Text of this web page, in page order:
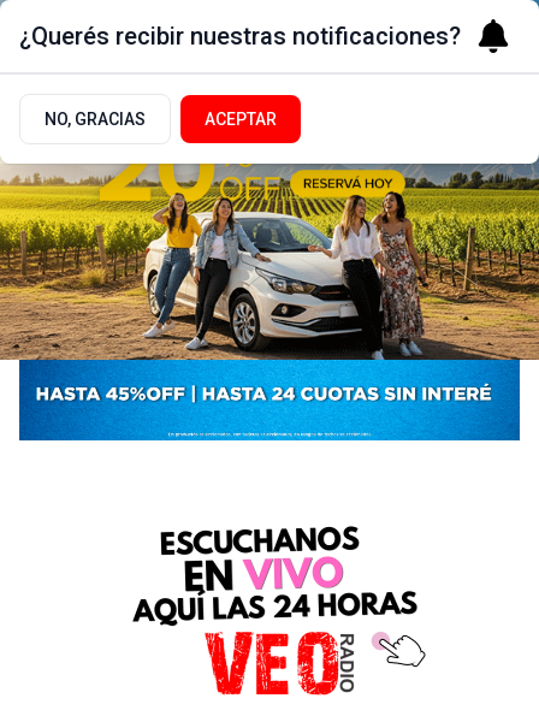
¿Querés recibir nuestras notificaciones?
NO, GRACIAS ACEPTAR